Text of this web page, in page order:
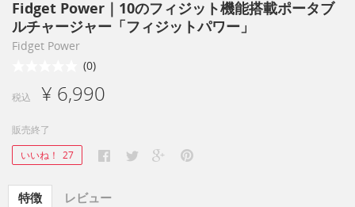
Fidget Power｜10のフィジット機能搭載ポータブ
ルチャージャー「フィジットパワー」
Fidget Power
(0)
税込 ¥ 6,990
販売終了
いいね！ 27
特徴 レビュー